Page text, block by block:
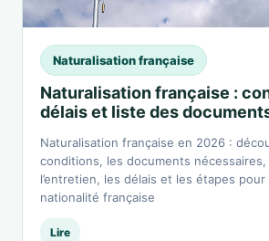
Naturalisation française
Naturalisation française :
délais et liste des
Naturalisation française en 2026 :
conditions, les documents nécessaires,
l’entretien, les délais et les étapes
nationalité française
Lire